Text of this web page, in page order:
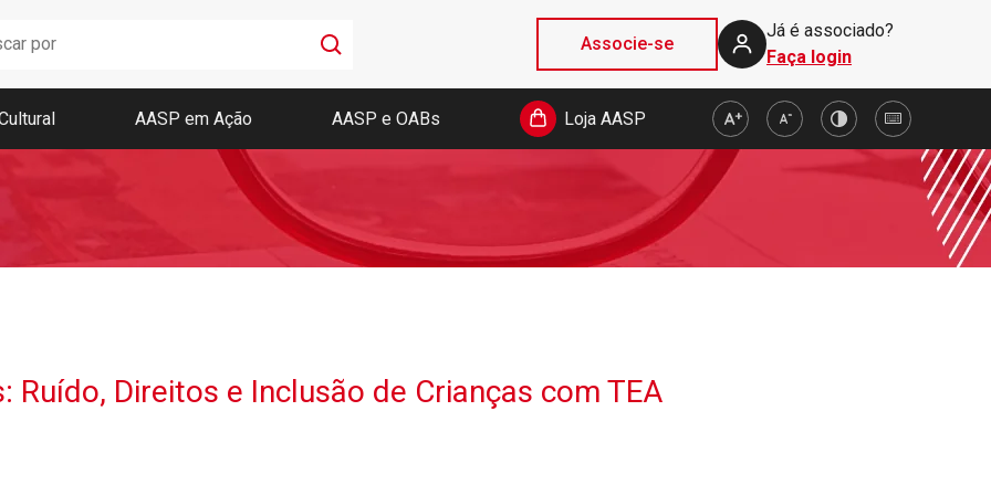
Associe-se
Já é associado?
Faça login
Boletim AASP
Coleção de Códigos de Bolso
Revista da AASP
AASP em Ação AASP e OABs Loja AASP
Ruído, Direitos e Inclusão de Crianças com TEA